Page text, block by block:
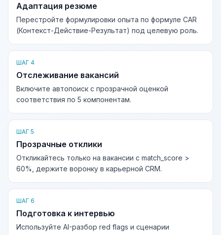
Адаптация резюме
Перестройте формулировки опыта по формуле CAR
(Контекст-Действие-Результат) под целевую роль.
ШАГ 4
Отслеживание вакансий
Включите автопоиск с прозрачной оценкой
соответствия по 5 компонентам.
ШАГ 5
Прозрачные отклики
Откликайтесь только на вакансии с match_score >
60%, держите воронку в карьерной CRM.
ШАГ 6
Подготовка к интервью
Используйте AI-разбор red flags и сценарии